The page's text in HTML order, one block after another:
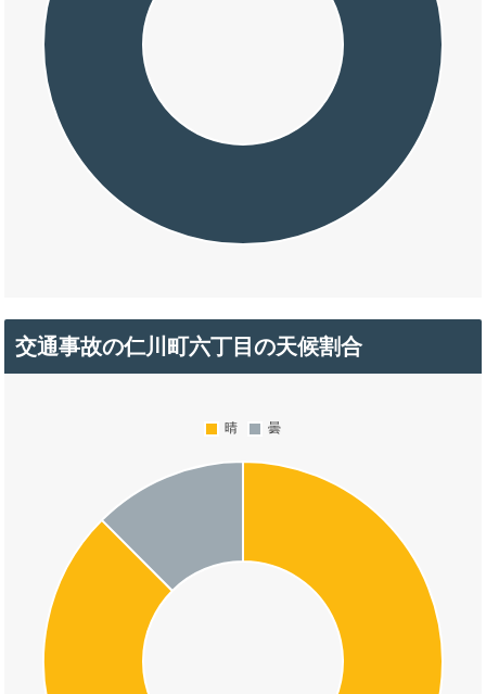
交通事故の仁川町六丁目の天候割合